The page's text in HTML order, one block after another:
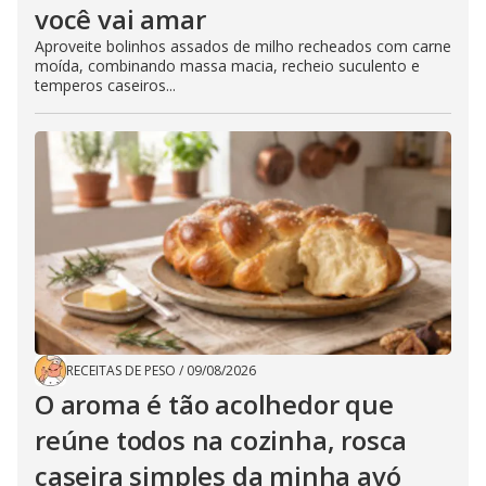
você vai amar
Aproveite bolinhos assados de milho recheados com carne
moída, combinando massa macia, recheio suculento e
temperos caseiros...
RECEITAS DE PESO / 09/08/2026
O aroma é tão acolhedor que
reúne todos na cozinha, rosca
caseira simples da minha avó